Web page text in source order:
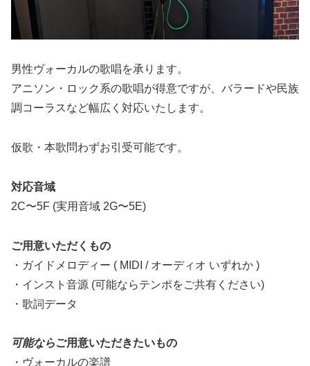
男性ヴォーカルの歌唱を承ります。
アニソン・ロック系の歌唱が得意ですが、バラードや民族
調コーラスなど幅広く対応いたします。
仮歌・本歌問わずお引受可能です。
対応音域
2C〜5F (実用音域 2G〜5E)
ご用意いただくもの
・ガイドメロディー ( MIDI / オーディオ いずれか )
・インスト音源 (可能ならテンポをご共有ください)
・歌詞データ
可能ならご用意いただきたいもの
・ヴォーカルの楽譜